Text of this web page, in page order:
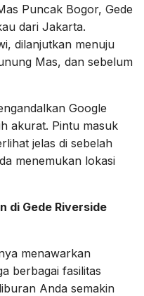
Puncak Bogor, Gede
dari Jakarta.
dilanjutkan menuju
Mas, dan sebelum
Google
akurat. Pintu masuk
jelas di sebelah
menemukan lokasi
di Gede Riverside
menawarkan
berbagai fasilitas
Anda semakin